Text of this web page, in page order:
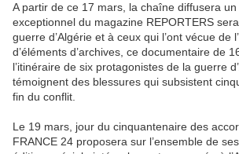
A partir de ce 17 mars, la chaîne diffusera
exceptionnel du magazine REPORTERS
guerre d’Algérie et à ceux qui l’ont vécue de
d’éléments d’archives, ce documentaire de
l’itinéraire de six protagonistes de la guerre
témoignent des blessures qui subsistent
fin du conflit.
Le 19 mars, jour du cinquantenaire des
FRANCE 24 proposera sur l’ensemble de